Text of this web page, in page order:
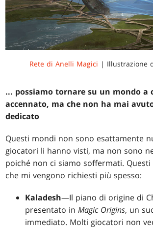
Rete di Anelli Magici | Illustrazione
... possiamo tornare su un mondo a
accennato, ma che non ha mai
dedicato
Questi mondi non sono esattamente
giocatori li hanno visti, ma non sono
poiché non ci siamo soffermati.
che mi vengono richiesti più spesso:
Kaladesh—Il piano di origine di
presentato inMagic Origins, un
immediato. Molti giocatori non